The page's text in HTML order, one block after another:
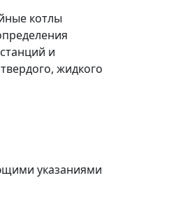
котлы
и
жидкого
указаниями